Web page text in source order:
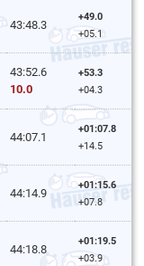
43:48.3
+49.0
+05.1
43:52.6
10.0
+53.3
+04.3
44:07.1
+01:07.8
+14.5
44:14.9
+01:15.6
+07.8
44:18.8
+01:19.5
+03.9